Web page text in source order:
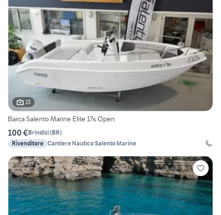
15
Barca Salento Marine Elite 17s Open
100 €Brindisi(BR)
Rivenditore Cantiere Nautico Salento Marine